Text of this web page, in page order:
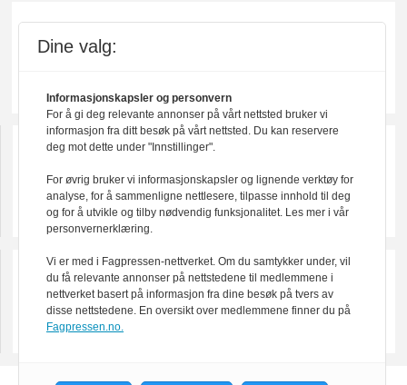
Dine valg:
Informasjonskapsler og personvern
For å gi deg relevante annonser på vårt nettsted bruker vi
informasjon fra ditt besøk på vårt nettsted. Du kan reservere
deg mot dette under "Innstillinger".
For øvrig bruker vi informasjonskapsler og lignende verktøy for
analyse, for å sammenligne nettlesere, tilpasse innhold til deg
og for å utvikle og tilby nødvendig funksjonalitet. Les mer i vår
personvernerklæring.
Vi er med i Fagpressen-nettverket. Om du samtykker under, vil
du få relevante annonser på nettstedene til medlemmene i
nettverket basert på informasjon fra dine besøk på tvers av
disse nettstedene. En oversikt over medlemmene finner du på
Fagpressen.no.